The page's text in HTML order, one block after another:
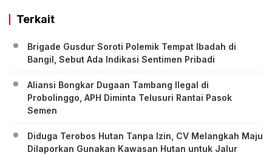
Terkait
Brigade Gusdur Soroti Polemik Tempat Ibadah di
Bangil, Sebut Ada Indikasi Sentimen Pribadi
Aliansi Bongkar Dugaan Tambang Ilegal di
Probolinggo, APH Diminta Telusuri Rantai Pasok
Semen
Diduga Terobos Hutan Tanpa Izin, CV Melangkah Maju
Dilaporkan Gunakan Kawasan Hutan untuk Jalur